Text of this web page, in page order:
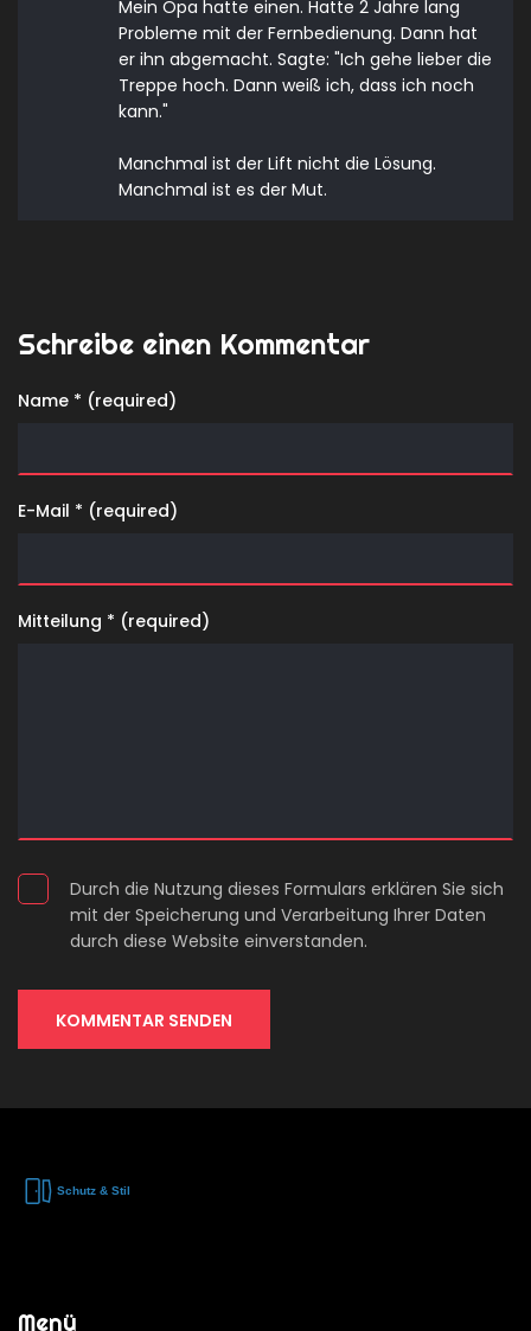
Mein Opa hatte einen. Hatte 2 Jahre lang
Probleme mit der Fernbedienung. Dann hat
er ihn abgemacht. Sagte: "Ich gehe lieber die
Treppe hoch. Dann weiß ich, dass ich noch
kann."
Manchmal ist der Lift nicht die Lösung.
Manchmal ist es der Mut.
Schreibe einen Kommentar
Name * (required)
E-Mail * (required)
Mitteilung * (required)
Durch die Nutzung dieses Formulars erklären Sie sich
mit der Speicherung und Verarbeitung Ihrer Daten
durch diese Website einverstanden.
KOMMENTAR SENDEN
Menü